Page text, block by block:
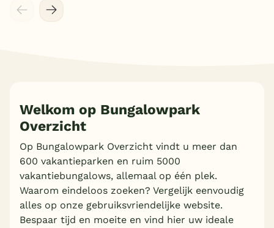
Welkom op Bungalowpark
Overzicht
Op Bungalowpark Overzicht vindt u meer dan
600 vakantieparken en ruim 5000
vakantiebungalows, allemaal op één plek.
Waarom eindeloos zoeken? Vergelijk eenvoudig
alles op onze gebruiksvriendelijke website.
Bespaar tijd en moeite en vind hier uw ideale